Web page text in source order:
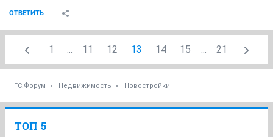
ОТВЕТИТЬ
1 ... 11 12 13 14 15 ... 21
НГС.Форум Недвижимость Новостройки
ТОП 5